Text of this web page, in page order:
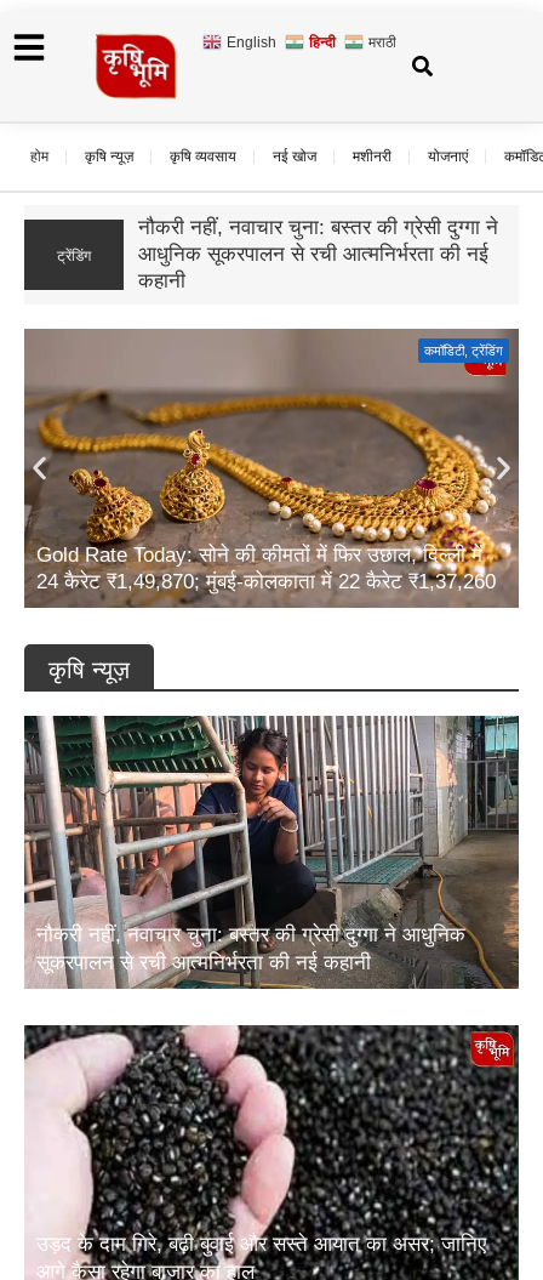
English हिन्दी मराठी
होम कृषि न्यूज़ कृषि व्यवसाय नई खोज मशीनरी योजनाएं
उड़द के दाम गिरे, बढ़ी बुवाई और सस्ते आयात का
असर; जानिए आगे कैसा रहेगा बाजार का हाल
Gold Rate Today: सोने की कीमतों में फिर उछाल, दिल्ली में
24 कैरेट ₹1,49,870; मुंबई-कोलकाता में 22 कैरेट ₹1,37,260
कृषि न्यूज़
नौकरी नहीं, नवाचार चुना: बस्तर की ग्रेसी दुग्गा ने आधुनिक
सूकरपालन से रची आत्मनिर्भरता की नई कहानी
उड़द के दाम गिरे, बढ़ी बुवाई और सस्ते आयात का असर; जानिए
आगे कैसा रहेगा बाजार का हाल